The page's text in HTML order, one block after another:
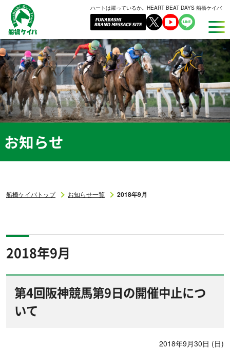
船
橋
ケ
イ
バ
ハートは躍っているか。HEART BEAT DAYS 船橋ケイバ
お知らせ
船橋ケイバトップ お知らせ一覧 2018年9月
2018年9月
第4回阪神競馬第9日の開催中止につ
いて
2018年9月30日 (日)